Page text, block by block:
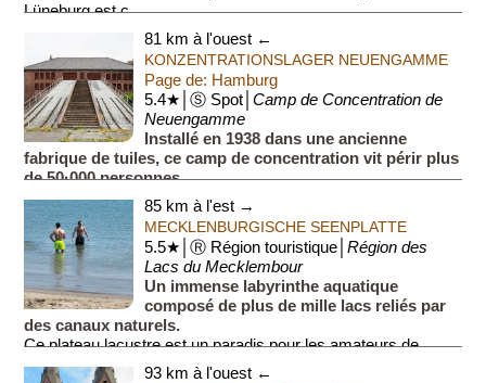
Lüneburg est c...
81 km à l'ouest ←
KONZENTRATIONSLAGER NEUENGAMME
Page de: Hamburg
5.4★│Ⓢ Spot│Camp de Concentration de
Neuengamme
Installé en 1938 dans une ancienne
fabrique de tuiles, ce camp de concentration vit périr plus
de 50·000 personnes.
85 km à l'est →
MECKLENBURGISCHE SEENPLATTE
5.5★│Ⓡ Région touristique│Région des
Lacs du Mecklembour
Un immense labyrinthe aquatique
composé de plus de mille lacs reliés par
des canaux naturels.
Ce plateau lacustre est un paradis pour les amateurs de
navigation douce et de nature préservée. Le pl...
93 km à l'ouest ←